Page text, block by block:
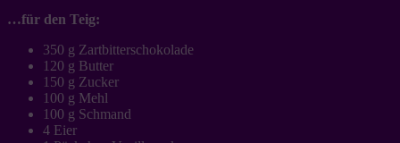
…für den Teig:
350 g Zartbitterschokolade
120 g Butter
150 g Zucker
100 g Mehl
100 g Schmand
4 Eier